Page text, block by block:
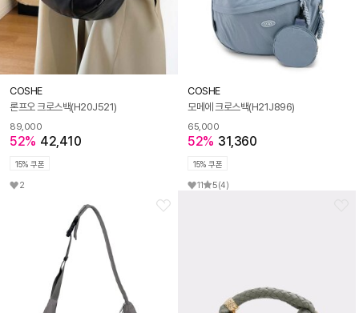
COSHE
론프오 크로스백(H20J521)
89,000
52% 42,410
15% 쿠폰
2
COSHE
모메에 크로스백(H21J896)
65,000
52% 31,360
15% 쿠폰
11 5(4)